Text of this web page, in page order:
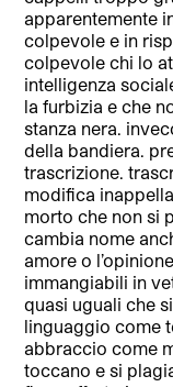
apparentemente
colpevole e in
colpevole chi lo
intelligenza
la furbizia e che
stanza nera.
della bandiera.
trascrizione.
modifica
morto che non si
cambia nome
amore o
immangiabili in
quasi uguali che
linguaggio come
abbraccio come
toccano e si